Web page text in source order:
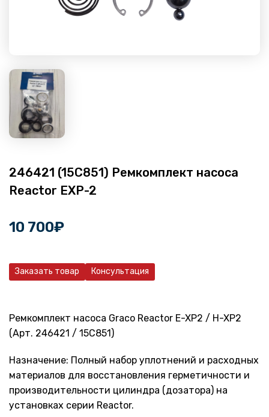
246421 (15C851) Ремкомплект насоса
Reactor ЕXP-2
10 700₽
Заказать товар Консультация
Ремкомплект насоса Graco Reactor E-XP2 / H-XP2
(Арт. 246421 / 15C851)
Назначение: Полный набор уплотнений и расходных
материалов для восстановления герметичности и
производительности цилиндра (дозатора) на
установках серии Reactor.